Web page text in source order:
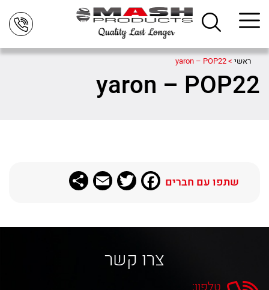
ראשי >
yaron – POP22
yaron – POP22
שתפו עם חברים Facebook
Twitter
Email
צרו קשר